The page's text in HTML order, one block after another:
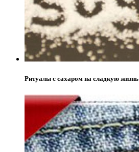
Ритуалы с сахаром на сладкую жизнь